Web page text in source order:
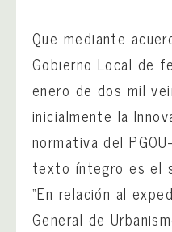
Que mediante
Gobierno Local de
enero de dos mil
inicialmente la
normativa del
texto íntegro es el
“En relación al
General de